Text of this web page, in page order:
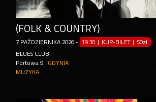
(FOLK & COUNTRY)
7 PAŹDZIERNIKA 2026 - 19:30 | KUP-BILET | 50zł
BLUES CLUB
Portowa 9
GDYNIA
MUZYKA